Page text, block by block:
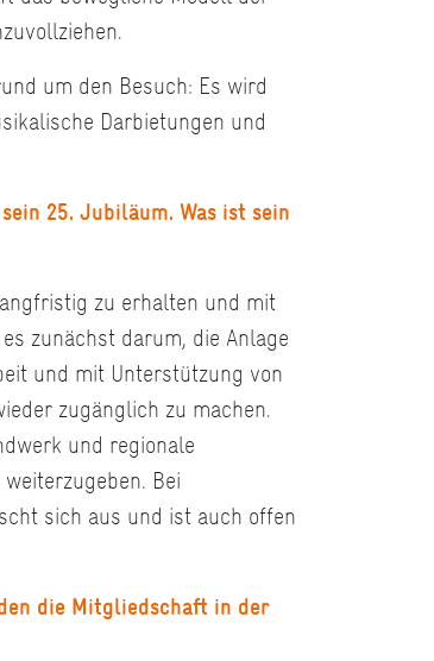
um den Besuch: Es wird
Darbietungen und
25. Jubiläum. Was ist sein
zu erhalten und mit
zunächst darum, die Anlage
und mit Unterstützung von
zugänglich zu machen.
und regionale
Bei
sich aus und ist auch offen
die Mitgliedschaft in der